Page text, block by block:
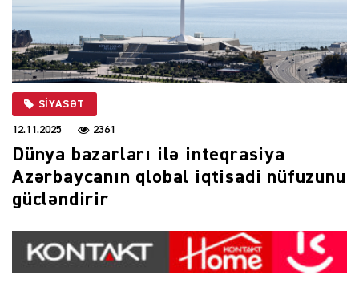
SIYASƏT
12.11.2025 2361
Dünya bazarları ilə inteqrasiya
Azərbaycanın qlobal iqtisadi nüfuzunu
gücləndirir